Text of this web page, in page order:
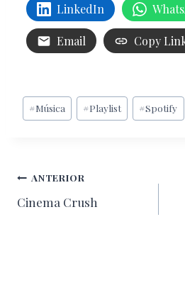
LinkedIn
Email Copy
Etiquetas
de
#Música #Playlist #Spotify
Navegación
de
ANTERIOR
Cinema Crush